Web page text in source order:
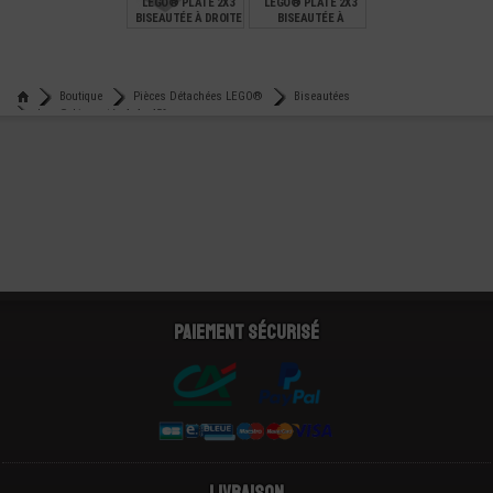
LEGO® PLATE 2X3
BISEAUTÉE À DROITE
LEGO® PLATE 2X3
BISEAUTÉE À
Boutique
Pièces Détachées LEGO®
Biseautées
Lego® biseautée 4x4 - 45°
Paiement sécurisé